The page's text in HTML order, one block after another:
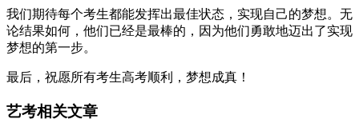
我们期待每个考生都能发挥出最佳状态，实现自己的梦想。无
论结果如何，他们已经是最棒的，因为他们勇敢地迈出了实现
梦想的第一步。
最后，祝愿所有考生高考顺利，梦想成真！
艺考相关文章